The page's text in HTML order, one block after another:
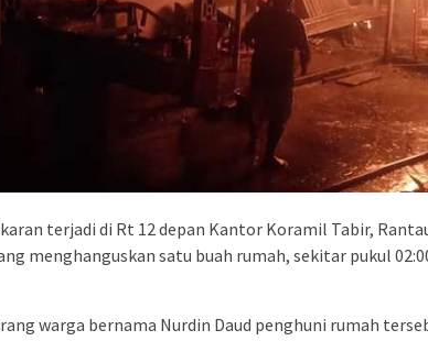
terjadi di Rt 12 depan Kantor Koramil Tabir,
menghanguskan satu buah rumah, sekitar pukul
warga bernama Nurdin Daud penghuni rumah